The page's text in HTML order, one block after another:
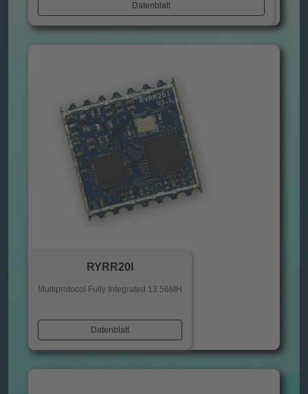
Datenblatt
RYRR20I
Multiprotocol Fully Integrated 13.56MH
Datenblatt